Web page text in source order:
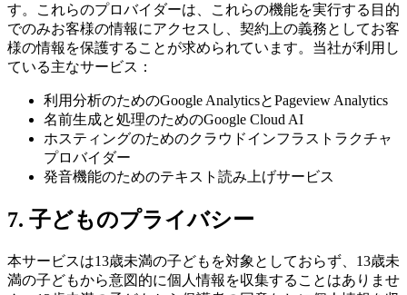
す。これらのプロバイダーは、これらの機能を実行する目的
でのみお客様の情報にアクセスし、契約上の義務としてお客
様の情報を保護することが求められています。当社が利用し
ている主なサービス：
利用分析のためのGoogle AnalyticsとPageview Analytics
名前生成と処理のためのGoogle Cloud AI
ホスティングのためのクラウドインフラストラクチャ
プロバイダー
発音機能のためのテキスト読み上げサービス
7. 子どものプライバシー
本サービスは13歳未満の子どもを対象としておらず、13歳未
満の子どもから意図的に個人情報を収集することはありませ